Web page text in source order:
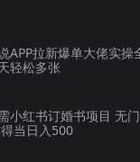
APP拉新爆单大佬实操
轻松多张
小红书订婚书项目 无
当日入500